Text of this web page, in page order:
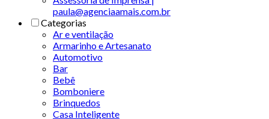
paula@agenciaamais.com.br
Categorias
Ar e ventilação
Armarinho e Artesanato
Automotivo
Bar
Bebê
Bomboniere
Brinquedos
Casa Inteligente